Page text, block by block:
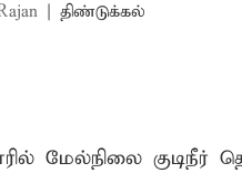
| திண்டுக்கல்
மேல்நிலை குடிநீர்